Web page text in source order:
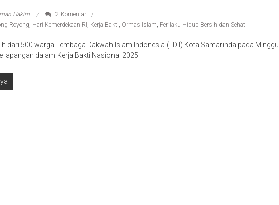
Hakim
2 Komentar
Royong, Hari Kemerdekaan RI , Kerja Bakti, Ormas Islam, Perilaku Hidup Bersih dan Sehat
dari 500 warga Lembaga Dakwah Islam Indonesia (LDII) Kota Samarinda pada Minggu
lapangan dalam Kerja Bakti Nasional 2025